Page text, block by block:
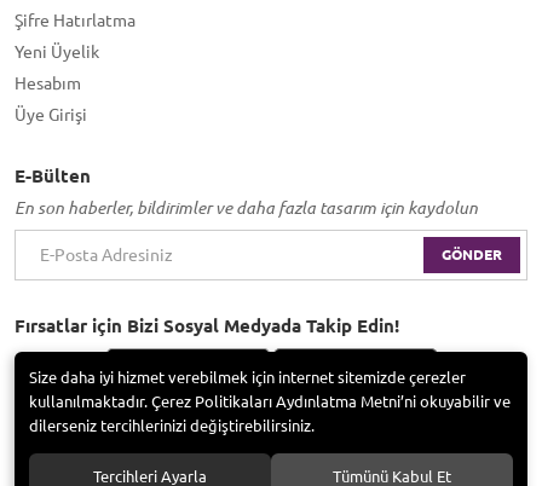
Şifre Hatırlatma
Yeni Üyelik
Hesabım
Üye Girişi
E-Bülten
En son haberler, bildirimler ve daha fazla tasarım için kaydolun
GÖNDER
Fırsatlar için Bizi Sosyal Medyada Takip Edin!
Bayramoğlu Group / Adem Tufan Kocabaş. Tüm hakları saklıdır.
Size daha iyi hizmet verebilmek için internet sitemizde çerezler
kullanılmaktadır. Çerez Politikaları Aydınlatma Metni’ni okuyabilir ve
dilerseniz tercihlerinizi değiştirebilirsiniz.
Tercihleri Ayarla Tümünü Kabul Et